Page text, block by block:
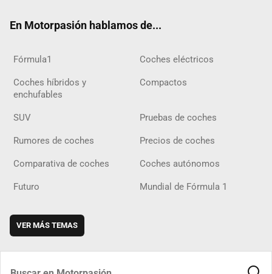
En Motorpasión hablamos de...
Fórmula1 Coches eléctricos
Coches híbridos y
enchufables
Compactos
SUV Pruebas de coches
Rumores de coches Precios de coches
Comparativa de coches Coches autónomos
Futuro Mundial de Fórmula 1
VER MÁS TEMAS